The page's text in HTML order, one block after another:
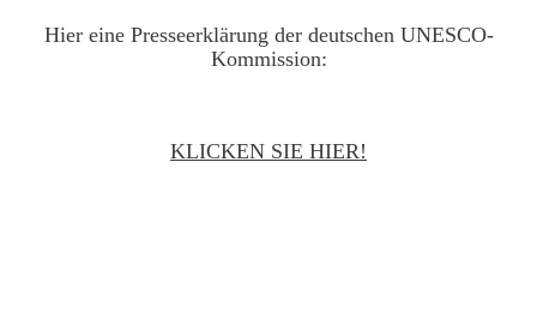
Hier eine Presseerklärung der deutschen UNESCO-
Kommission:
KLICKEN SIE HIER!